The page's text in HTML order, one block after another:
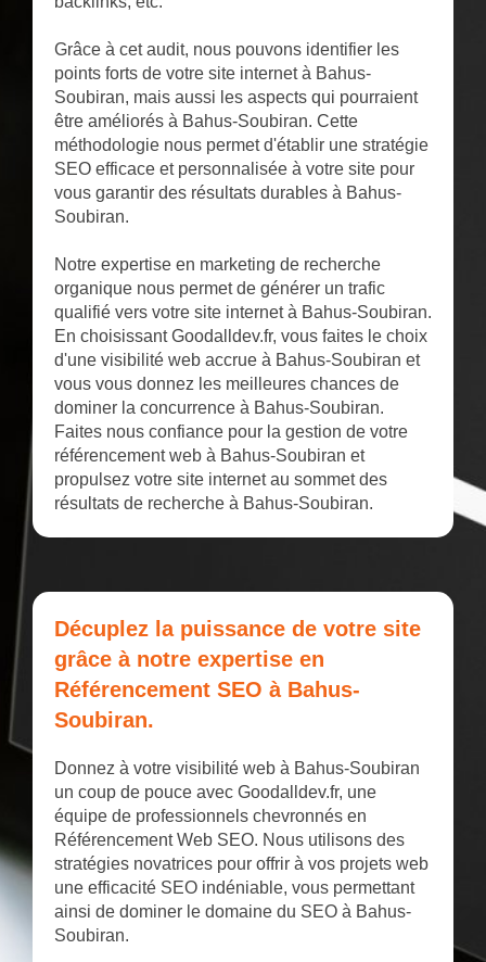
Grâce à cet audit, nous pouvons identifier les
points forts de votre site internet à Bahus-
Soubiran, mais aussi les aspects qui pourraient
être améliorés à Bahus-Soubiran. Cette
méthodologie nous permet d'établir une stratégie
SEO efficace et personnalisée à votre site pour
vous garantir des résultats durables à Bahus-
Soubiran.
Notre expertise en marketing de recherche
organique nous permet de générer un trafic
qualifié vers votre site internet à Bahus-Soubiran.
En choisissant Goodalldev.fr, vous faites le choix
d'une visibilité web accrue à Bahus-Soubiran et
vous vous donnez les meilleures chances de
dominer la concurrence à Bahus-Soubiran.
Faites nous confiance pour la gestion de votre
référencement web à Bahus-Soubiran et
propulsez votre site internet au sommet des
résultats de recherche à Bahus-Soubiran.
Décuplez la puissance de votre site
grâce à notre expertise en
Référencement SEO à Bahus-
Soubiran.
Donnez à votre visibilité web à Bahus-Soubiran
un coup de pouce avec Goodalldev.fr, une
équipe de professionnels chevronnés en
Référencement Web SEO. Nous utilisons des
stratégies novatrices pour offrir à vos projets web
une efficacité SEO indéniable, vous permettant
ainsi de dominer le domaine du SEO à Bahus-
Soubiran.